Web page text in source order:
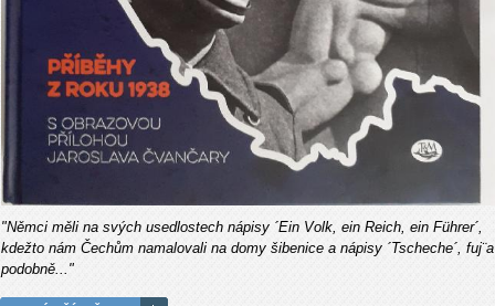
"Němci měli na svých usedlostech nápisy ´Ein Volk, ein Reich, ein Führer´,
kdežto nám Čechům namalovali na domy šibenice a nápisy ´Tscheche´, fuj¨a
podobně..."